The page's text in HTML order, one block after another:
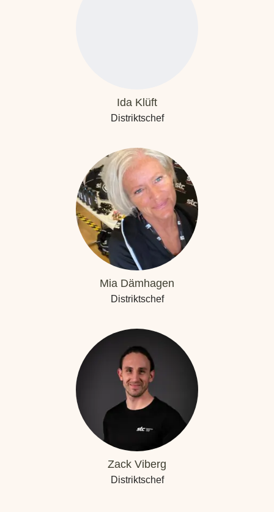
Ida Klüft
Distriktschef
Mia Dämhagen
Distriktschef
Zack Viberg
Distriktschef